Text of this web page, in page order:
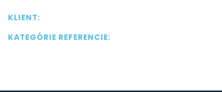
KLIENT:
KATEGÓRIE REFERENCIE: